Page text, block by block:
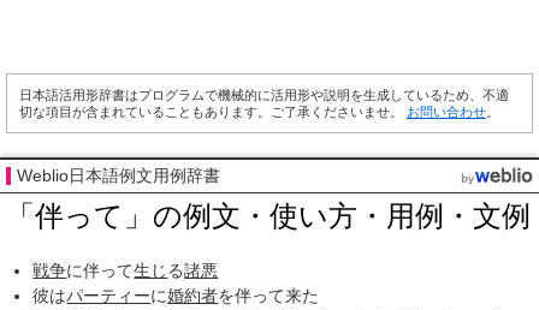
日本語活用形辞書はプログラムで機械的に活用形や説明を生成しているため、不適
切な項目が含まれていることもあります。ご了承くださいませ。 お問い合わせ
Weblio日本語例文用例辞書
「伴って」の例文・使い方・用例・文例
戦争に伴って生じる諸悪
彼はパーティーに婚約者を伴って来た